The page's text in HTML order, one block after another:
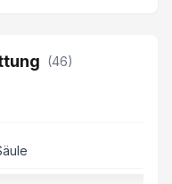
(46)